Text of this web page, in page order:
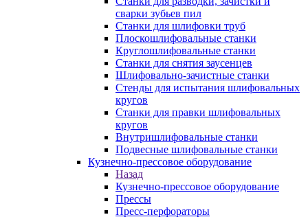
сварки зубьев пил
Станки для шлифовки труб
Плоскошлифовальные станки
Круглошлифовальные станки
Станки для снятия заусенцев
Шлифовально-зачистные станки
Стенды для испытания шлифовальных
кругов
Станки для правки шлифовальных
кругов
Внутришлифовальные станки
Подвесные шлифовальные станки
Кузнечно-прессовое оборудование
Назад
Кузнечно-прессовое оборудование
Прессы
Пресс-перфораторы